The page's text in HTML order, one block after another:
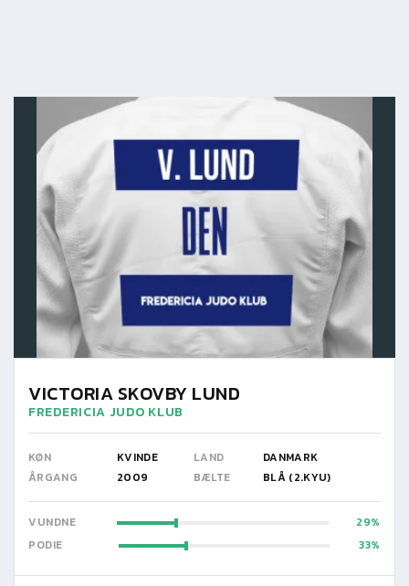
VICTORIA SKOVBY LUND
FREDERICIA JUDO KLUB
KØN KVINDE LAND
DANMARK
ÅRGANG
2009 BÆLTE BLÅ (2.KYU)
VUNDNE
29
PODIE
33